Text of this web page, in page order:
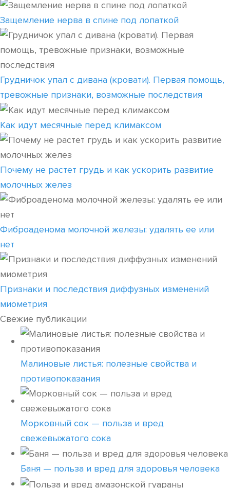
Защемление нерва в спине под лопаткой
Грудничок упал с дивана (кровати). Первая помощь,
тревожные признаки, возможные последствия
Как идут месячные перед климаксом
Почему не растет грудь и как ускорить развитие
молочных желез
Фиброаденома молочной железы: удалять ее или
нет
Признаки и последствия диффузных изменений
миометрия
Свежие публикации
Малиновые листья: полезные свойства и
противопоказания
Морковный сок — польза и вред
свежевыжатого сока
Баня — польза и вред для здоровья человека